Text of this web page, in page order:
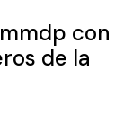
con
de la